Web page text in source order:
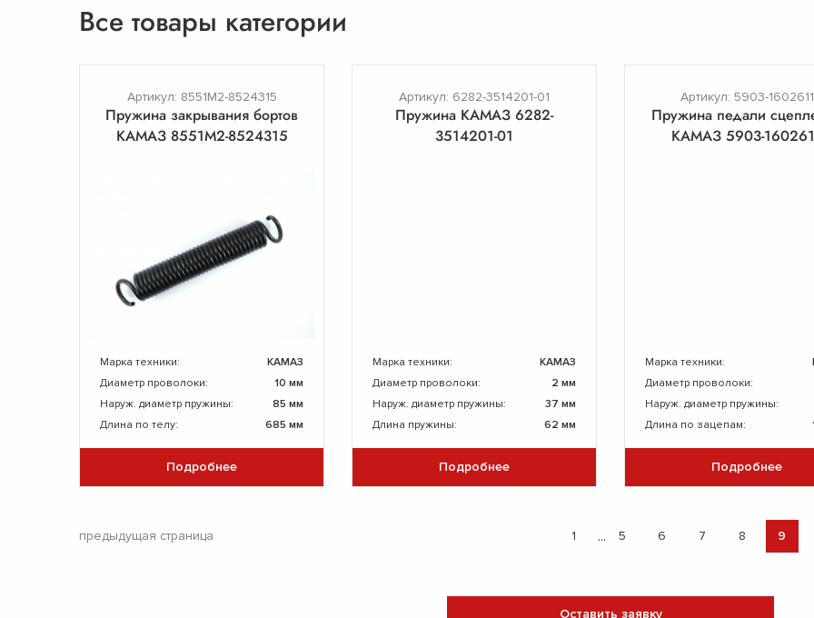
Все товары категории
Артикул: 8551М2-8524315
Пружина закрывания бортов
КАМАЗ 8551М2-8524315
Марка техники:
КАМАЗ
Диаметр проволоки:
10 мм
Наруж. диаметр пружины:
85 мм
Длина по телу:
685 мм
Подробнее
Артикул: 6282-3514201-01
Пружина КАМАЗ 6282-
3514201-01
Марка техники:
КАМАЗ
Диаметр проволоки:
2 мм
Наруж. диаметр пружины:
37 мм
Длина пружины:
62 мм
Подробнее
Артикул: 5903-1602611
Пружина педали
КАМАЗ 5903-
Марка техники:
Диаметр проволоки:
Наруж. диаметр пружины:
Длина по зацепам:
Подробнее
предыдущая страница 1 ... 5 6 7 8 9
Оставить заявку